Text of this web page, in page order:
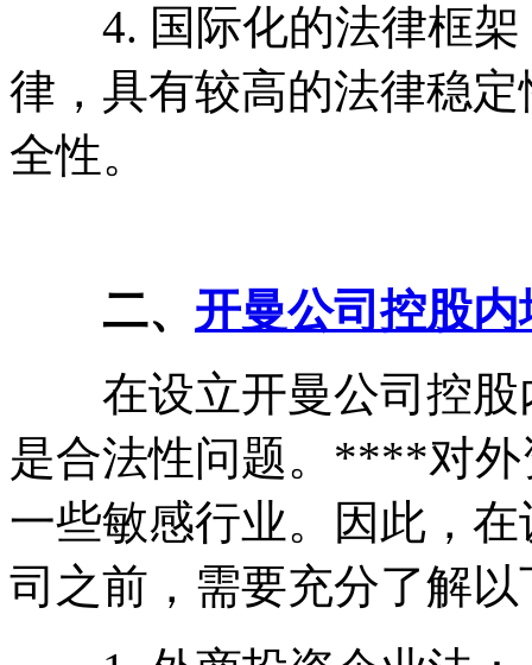
4. 国际化的法律框架
律，具有较高的法律稳
全性。
二、 开曼公司控股内
在设立开曼公司控股
是合法性问题。****对外
一些敏感行业。因此，
司之前，需要充分了解